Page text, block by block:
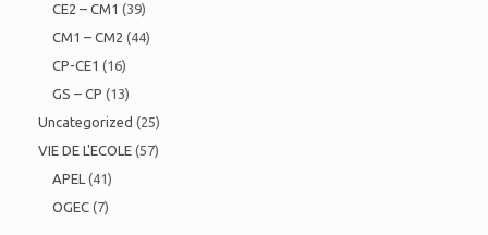
CE2 – CM1 (39)
CM1 – CM2 (44)
CP-CE1 (16)
GS – CP (13)
Uncategorized (25)
VIE DE L'ECOLE (57)
APEL (41)
OGEC (7)